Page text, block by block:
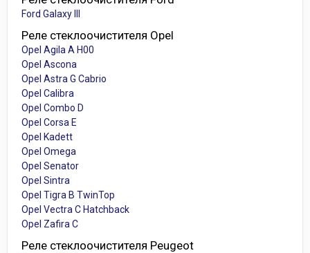
Ford Galaxy III
Реле стеклоочистителя Opel
Opel Agila A H00
Opel Ascona
Opel Astra G Cabrio
Opel Calibra
Opel Combo D
Opel Corsa E
Opel Kadett
Opel Omega
Opel Senator
Opel Sintra
Opel Tigra B TwinTop
Opel Vectra C Hatchback
Opel Zafira C
Реле стеклоочистителя Peugeot